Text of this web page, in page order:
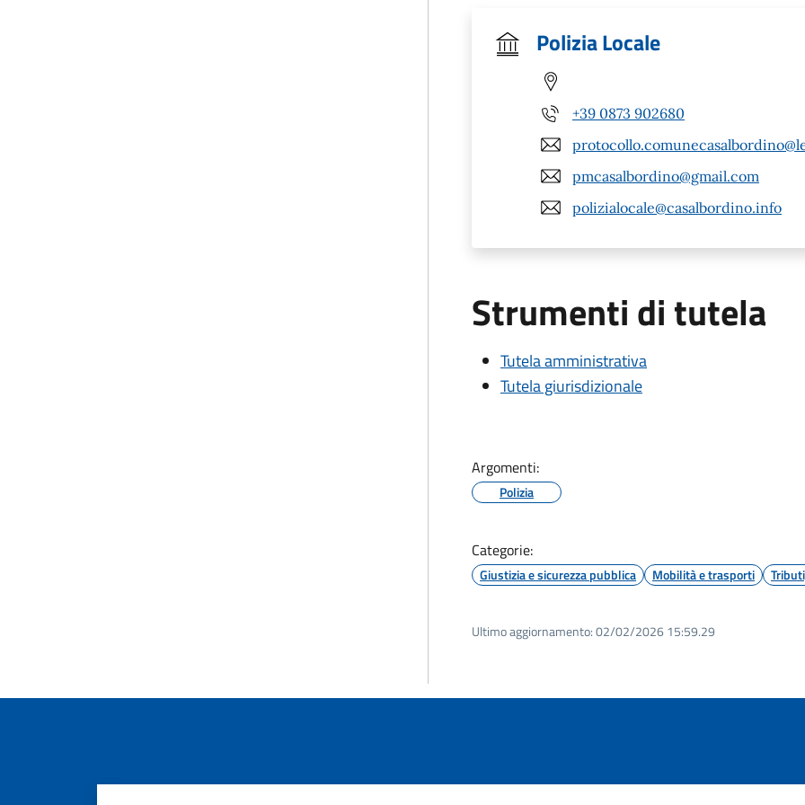
Polizia Locale
+39 0873 902680
pmcasalbordino@gmail.com
polizialocale@casalbordino.info
Strumenti di tutela
Tutela amministrativa
Tutela giurisdizionale
Argomenti:
Polizia
Categorie:
Giustizia e sicurezza pubblica Mobilità e trasporti
Ultimo aggiornamento:02/02/2026 15:59.29